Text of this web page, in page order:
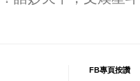
FB專頁按讚